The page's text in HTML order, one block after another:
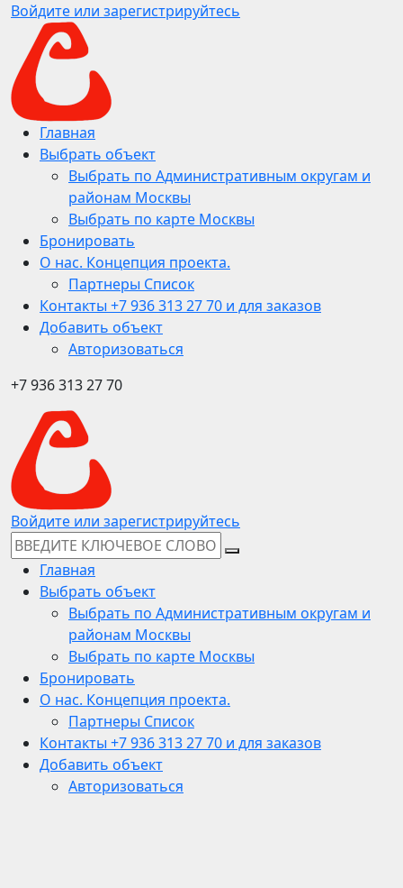
Войдите или зарегистрируйтесь
Главная
Выбрать объект
Выбрать по Административным округам и
районам Москвы
Выбрать по карте Москвы
Бронировать
О нас. Концепция проекта.
Партнеры Список
Контакты +7 936 313 27 70 и для заказов
Добавить объект
Авторизоваться
+7 936 313 27 70
Войдите или зарегистрируйтесь
Главная
Выбрать объект
Выбрать по Административным округам и
районам Москвы
Выбрать по карте Москвы
Бронировать
О нас. Концепция проекта.
Партнеры Список
Контакты +7 936 313 27 70 и для заказов
Добавить объект
Авторизоваться